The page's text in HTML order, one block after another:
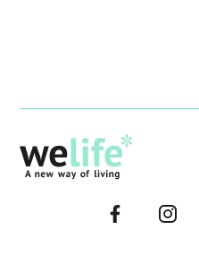
–
FACEBOOK–
–